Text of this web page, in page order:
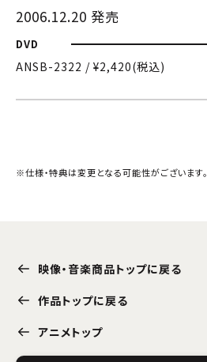
2006.12.20 発売
DVD
ANSB-2322 / ¥2,420(税込)
※仕様・特典は変更となる可能性がございます。
映像・音楽商品トップに戻る
作品トップに戻る
アニメトップ